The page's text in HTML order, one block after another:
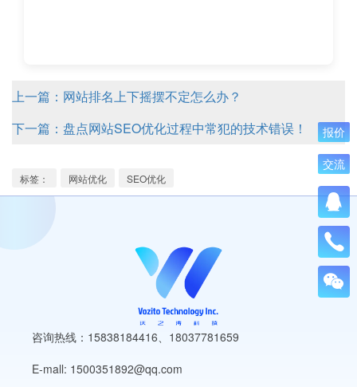
上一篇：网站排名上下摇摆不定怎么办？
下一篇：盘点网站SEO优化过程中常犯的技术错误！
标签： 网站优化 SEO优化
咨询热线：15838184416、 18037781659
E-mall: 1500351892@qq.com
报价
交流